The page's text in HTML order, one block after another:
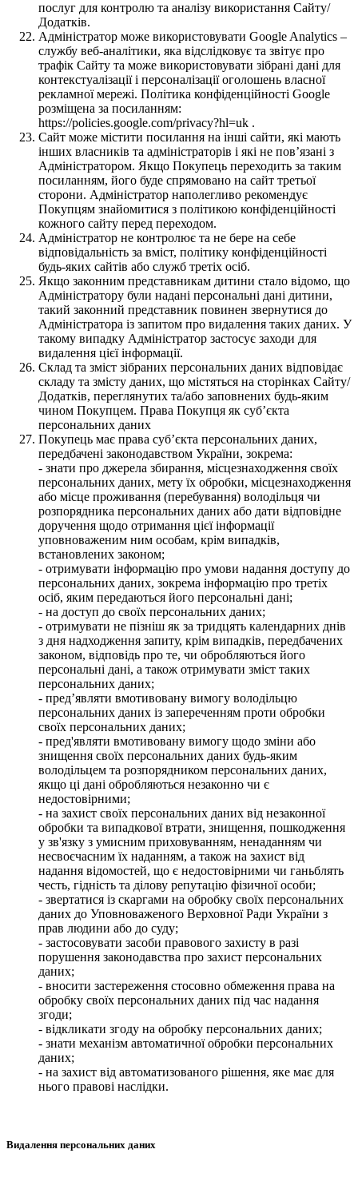
послуг для контролю та аналізу використання Сайту/
Додатків.
Адміністратор може використовувати Google Analytics –
службу веб-аналітики, яка відслідковує та звітує про
трафік Сайту та може використовувати зібрані дані для
контекстуалізації і персоналізації оголошень власної
рекламної мережі. Політика конфіденційності Google
розміщена за посиланням:
https://policies.google.com/privacy?hl=uk .
Сайт може містити посилання на інші сайти, які мають
інших власників та адміністраторів і які не пов’язані з
Адміністратором. Якщо Покупець переходить за таким
посиланням, його буде спрямовано на сайт третьої
сторони. Адміністратор наполегливо рекомендує
Покупцям знайомитися з політикою конфіденційності
кожного сайту перед переходом.
Адміністратор не контролює та не бере на себе
відповідальність за вміст, політику конфіденційності
будь-яких сайтів або служб третіх осіб.
Якщо законним представникам дитини стало відомо, що
Адміністратору були надані персональні дані дитини,
такий законний представник повинен звернутися до
Адміністратора із запитом про видалення таких даних. У
такому випадку Адміністратор застосує заходи для
видалення цієї інформації.
Склад та зміст зібраних персональних даних відповідає
складу та змісту даних, що містяться на сторінках Сайту/
Додатків, переглянутих та/або заповнених будь-яким
чином Покупцем. Права Покупця як суб’єкта
персональних даних
Покупець має права суб’єкта персональних даних,
передбачені законодавством України, зокрема:
- знати про джерела збирання, місцезнаходження своїх
персональних даних, мету їх обробки, місцезнаходження
або місце проживання (перебування) володільця чи
розпорядника персональних даних або дати відповідне
доручення щодо отримання цієї інформації
уповноваженим ним особам, крім випадків,
встановлених законом;
- отримувати інформацію про умови надання доступу до
персональних даних, зокрема інформацію про третіх
осіб, яким передаються його персональні дані;
- на доступ до своїх персональних даних;
- отримувати не пізніш як за тридцять календарних днів
з дня надходження запиту, крім випадків, передбачених
законом, відповідь про те, чи обробляються його
персональні дані, а також отримувати зміст таких
персональних даних;
- пред’являти вмотивовану вимогу володільцю
персональних даних із запереченням проти обробки
своїх персональних даних;
- пред'являти вмотивовану вимогу щодо зміни або
знищення своїх персональних даних будь-яким
володільцем та розпорядником персональних даних,
якщо ці дані обробляються незаконно чи є
недостовірними;
- на захист своїх персональних даних від незаконної
обробки та випадкової втрати, знищення, пошкодження
у зв'язку з умисним приховуванням, ненаданням чи
несвоєчасним їх наданням, а також на захист від
надання відомостей, що є недостовірними чи ганьблять
честь, гідність та ділову репутацію фізичної особи;
- звертатися із скаргами на обробку своїх персональних
даних до Уповноваженого Верховної Ради України з
прав людини або до суду;
- застосовувати засоби правового захисту в разі
порушення законодавства про захист персональних
даних;
- вносити застереження стосовно обмеження права на
обробку своїх персональних даних під час надання
згоди;
- відкликати згоду на обробку персональних даних;
- знати механізм автоматичної обробки персональних
даних;
- на захист від автоматизованого рішення, яке має для
нього правові наслідки.
Видалення персональних даних